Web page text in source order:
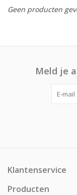
Contact
Geen producten
Meld je
Klantenservice
Producten